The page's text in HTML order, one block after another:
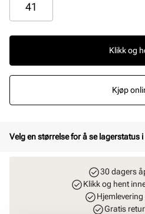
41
Klikk og
Kjøp
Velg en størrelse for å se lagerstatus
30 dagers
Klikk og hent
Gratis